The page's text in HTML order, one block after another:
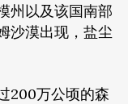
州以及该国南部
沙漠出现，盐尘
200万公顷的森